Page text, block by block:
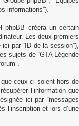
informations”).
phpBB créera un certain
Les deux premiers
par “ID de la session”),
sujets de “GTA Légende
.
ceux-ci soient hors de
l’information que
ici par “messages
l’inscription et lors d’une